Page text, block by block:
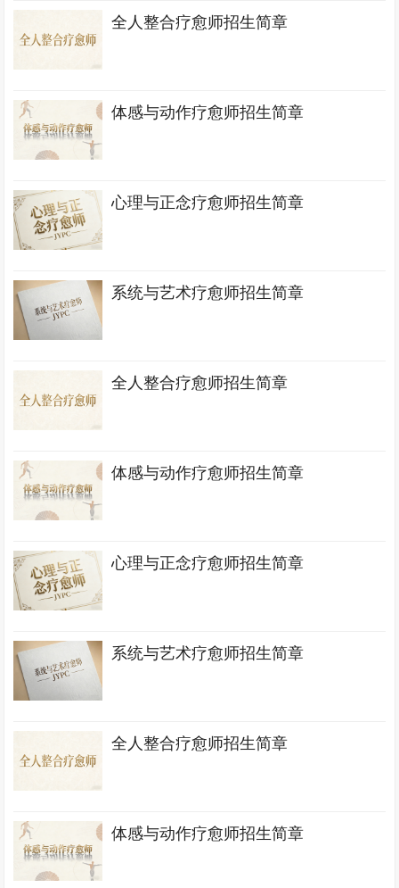
全人整合疗愈师招生简章
体感与动作疗愈师招生简章
心理与正念疗愈师招生简章
系统与艺术疗愈师招生简章
全人整合疗愈师招生简章
体感与动作疗愈师招生简章
心理与正念疗愈师招生简章
系统与艺术疗愈师招生简章
全人整合疗愈师招生简章
体感与动作疗愈师招生简章